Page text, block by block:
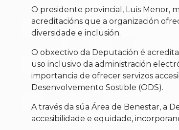
O presidente provincial, Luis Menor,
acreditacións que a organización
diversidade e inclusión.
O obxectivo da Deputación é
uso inclusivo da administración
importancia de ofrecer servizos
Desenvolvemento Sostible (ODS).
A través da súa Área de Benestar, a
accesibilidade e equidade,